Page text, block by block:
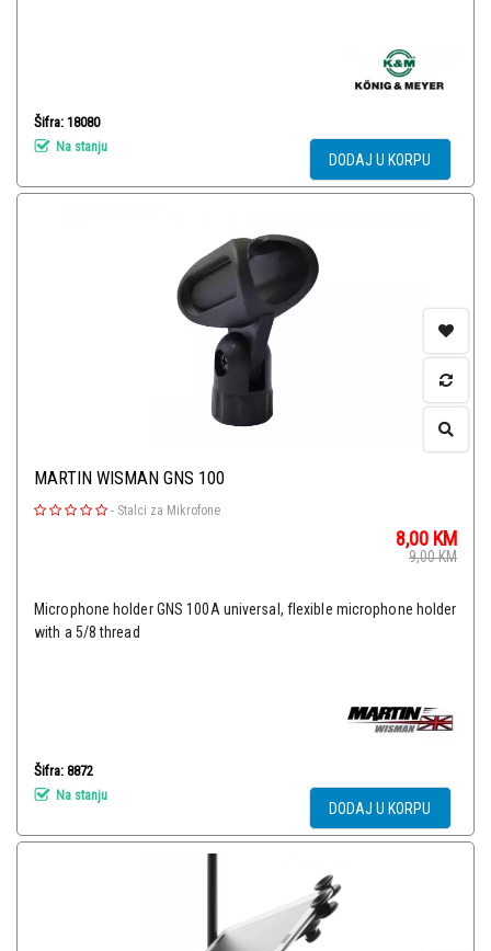
Šifra: 18080
Na stanju
DODAJ U KORPU
MARTIN WISMAN GNS 100
- Stalci za Mikrofone
8,00 KM
9,00KM
Microphone holder GNS 100A universal, flexible microphone holder
with a 5/8 thread
Šifra: 8872
Na stanju
DODAJ U KORPU